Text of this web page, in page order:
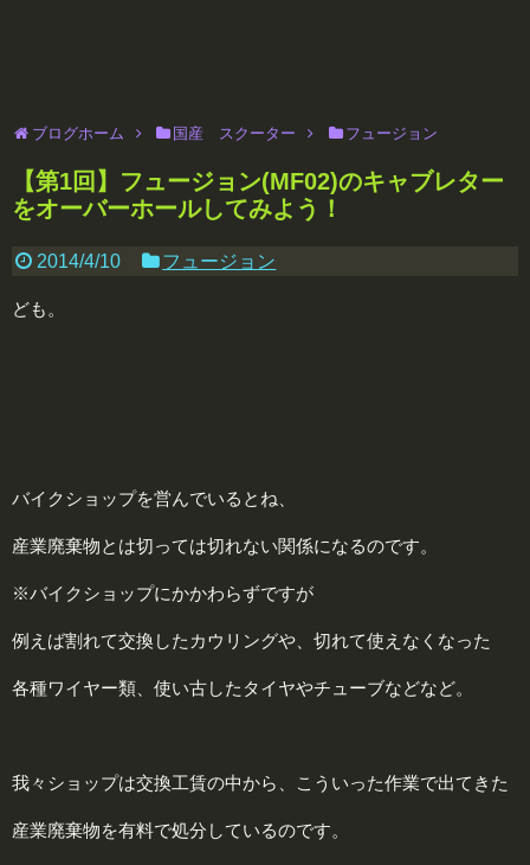
ブログホーム 国産 スクーター フュージョン
【第1回】フュージョン(MF02)のキャブレター
をオーバーホールしてみよう！
2014/4/10 フュージョン
ども。
バイクショップを営んでいるとね、
産業廃棄物とは切っては切れない関係になるのです。
※バイクショップにかかわらずですが
例えば割れて交換したカウリングや、切れて使えなくなった
各種ワイヤー類、使い古したタイヤやチューブなどなど。
我々ショップは交換工賃の中から、こういった作業で出てきた
産業廃棄物を有料で処分しているのです。